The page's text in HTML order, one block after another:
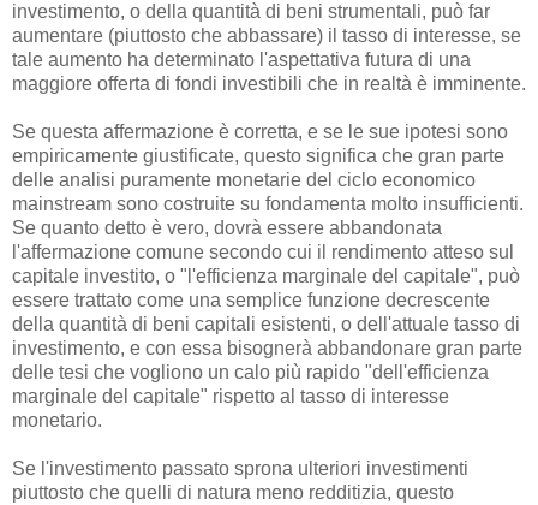
investimento, o della quantità di beni strumentali, può far
aumentare (piuttosto che abbassare) il tasso di interesse, se
tale aumento ha determinato l'aspettativa futura di una
maggiore offerta di fondi investibili che in realtà è imminente.
Se questa affermazione è corretta, e se le sue ipotesi sono
empiricamente giustificate, questo significa che gran parte
delle analisi puramente monetarie del ciclo economico
mainstream sono costruite su fondamenta molto insufficienti.
Se quanto detto è vero, dovrà essere abbandonata
l'affermazione comune secondo cui il rendimento atteso sul
capitale investito, o "l'efficienza marginale del capitale", può
essere trattato come una semplice funzione decrescente
della quantità di beni capitali esistenti, o dell'attuale tasso di
investimento, e con essa bisognerà abbandonare gran parte
delle tesi che vogliono un calo più rapido "dell'efficienza
marginale del capitale" rispetto al tasso di interesse
monetario.
Se l'investimento passato sprona ulteriori investimenti
piuttosto che quelli di natura meno redditizia, questo